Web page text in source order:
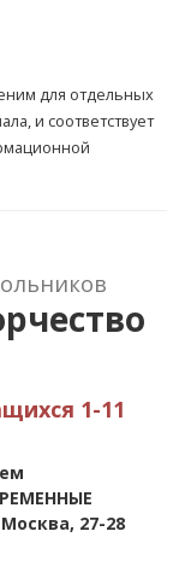
для отдельных
и соответствует
1-11
27-28